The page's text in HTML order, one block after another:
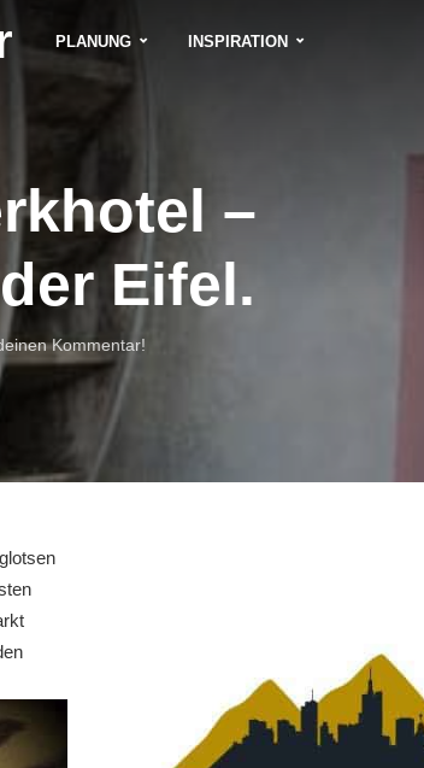
PLANUNG INSPIRATION
–
Eifel.
Kommentar!